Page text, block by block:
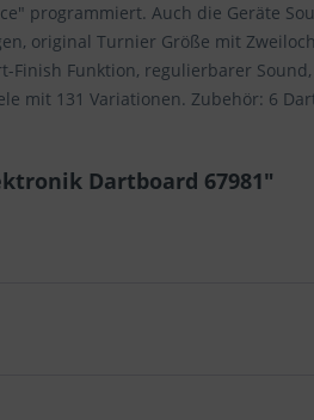
programmiert. Auch die Geräte
original Turnier Größe mit
Funktion, regulierbarer
mit 131 Variationen. Zubehör: 6
Dartboard 67981"